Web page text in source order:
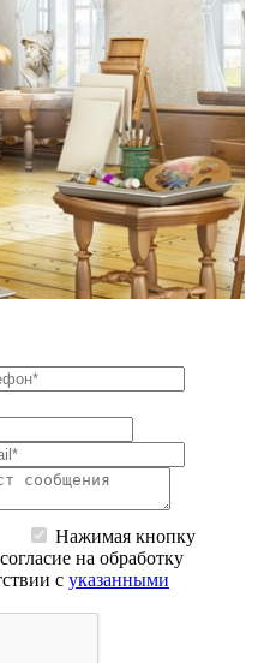
Нажимая кнопку
на обработку
с указанными